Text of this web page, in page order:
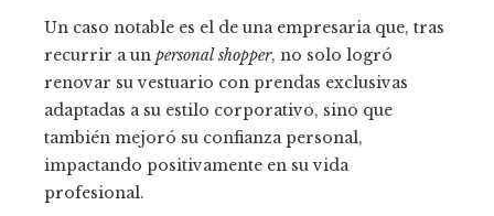
Un caso notable es el de una empresaria que, tras
recurrir a un personal shopper, no solo logró
renovar su vestuario con prendas exclusivas
adaptadas a su estilo corporativo, sino que
también mejoró su confianza personal,
impactando positivamente en su vida
profesional.